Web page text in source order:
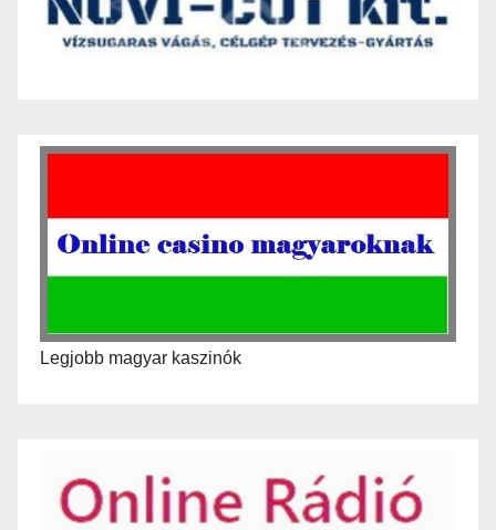
Legjobb magyar kaszinók